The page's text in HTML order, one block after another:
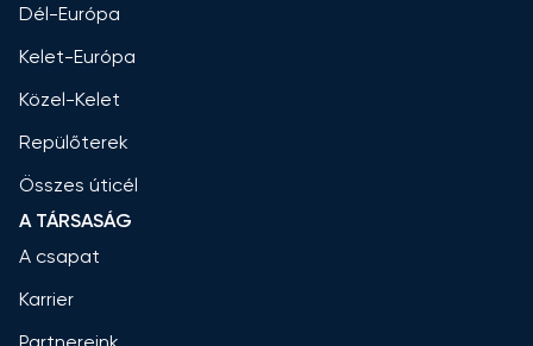
Dél-Európa
Kelet-Európa
Közel-Kelet
Repülőterek
Összes úticél
A TÁRSASÁG
A csapat
Karrier